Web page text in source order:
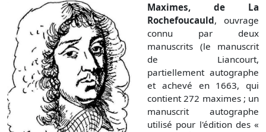
Maximes, de La
Rochefoucauld, ouvrage
connu par deux
manuscrits (le manuscrit
de Liancourt,
partiellement autographe
et achevé en 1663, qui
contient 272 maximes ; un
manuscrit autographe
utilisé pour l'édition des «